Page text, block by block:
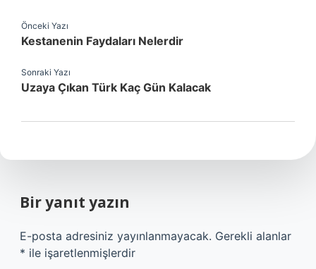
Önceki Yazı
Kestanenin Faydaları Nelerdir
Sonraki Yazı
Uzaya Çıkan Türk Kaç Gün Kalacak
Bir yanıt yazın
E-posta adresiniz yayınlanmayacak. Gerekli alanlar
* ile işaretlenmişlerdir